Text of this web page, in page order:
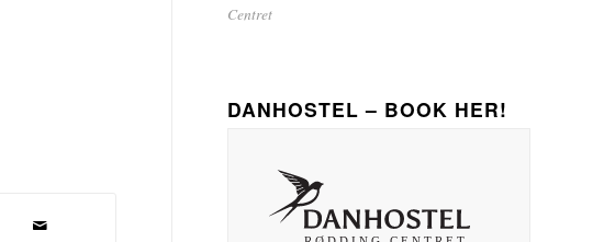
Centret
DANHOSTEL – BOOK HER!